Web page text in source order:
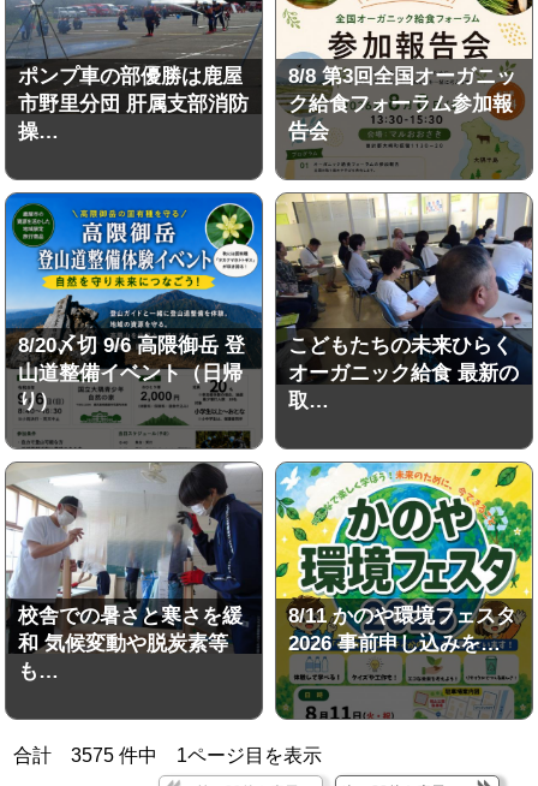
ポンプ車の部優勝は鹿屋
市野里分団 肝属支部消防
操…
8/8 第3回全国オーガニッ
ク給食フォーラム参加報
告会
8/20〆切 9/6 高隈御岳 登
山道整備イベント（日帰
り）
こどもたちの未来ひらく
オーガニック給食 最新の
取…
校舎での暑さと寒さを緩
和 気候変動や脱炭素等
も…
8/11 かのや環境フェスタ
2026 事前申し込みを…
合計3575 件中 1ページ目を表示